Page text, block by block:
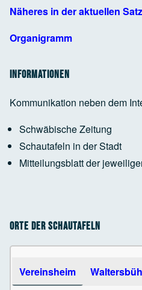
Näheres in der aktuellen
Organigramm
Informationen
Kommunikation neben dem
Schwäbische Zeitung
Schautafeln in der Stadt
Mitteilungsblatt der
Orte der Schautafeln
Use the arrow keys to
Vereinsheim